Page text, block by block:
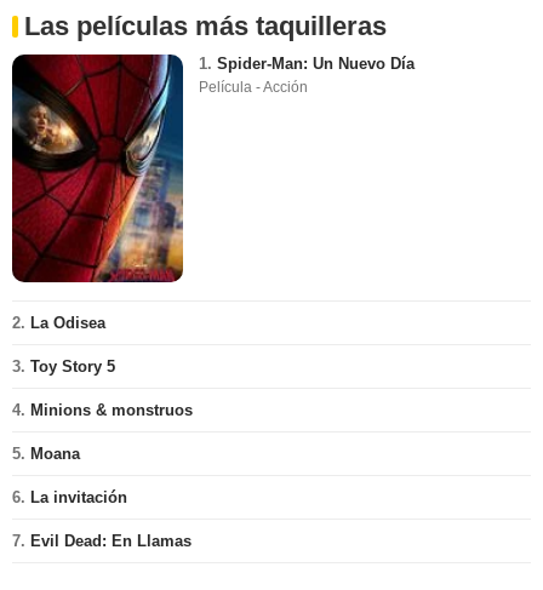
Las películas más taquilleras
1. Spider-Man: Un Nuevo Día
Película - Acción
2. La Odisea
3. Toy Story 5
4. Minions & monstruos
5. Moana
6. La invitación
7. Evil Dead: En Llamas